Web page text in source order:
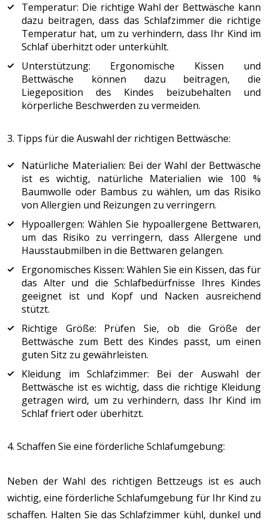
Temperatur: Die richtige Wahl der Bettwäsche kann
dazu beitragen, dass das Schlafzimmer die richtige
Temperatur hat, um zu verhindern, dass Ihr Kind im
Schlaf überhitzt oder unterkühlt.
Unterstützung: Ergonomische Kissen und
Bettwäsche können dazu beitragen, die
Liegeposition des Kindes beizubehalten und
körperliche Beschwerden zu vermeiden.
3. Tipps für die Auswahl der richtigen Bettwäsche:
Natürliche Materialien: Bei der Wahl der Bettwäsche
ist es wichtig, natürliche Materialien wie 100 %
Baumwolle oder Bambus zu wählen, um das Risiko
von Allergien und Reizungen zu verringern.
Hypoallergen: Wählen Sie hypoallergene Bettwaren,
um das Risiko zu verringern, dass Allergene und
Hausstaubmilben in die Bettwaren gelangen.
Ergonomisches Kissen: Wählen Sie ein Kissen, das für
das Alter und die Schlafbedürfnisse Ihres Kindes
geeignet ist und Kopf und Nacken ausreichend
stützt.
Richtige Größe: Prüfen Sie, ob die Größe der
Bettwäsche zum Bett des Kindes passt, um einen
guten Sitz zu gewährleisten.
Kleidung im Schlafzimmer: Bei der Auswahl der
Bettwäsche ist es wichtig, dass die richtige Kleidung
getragen wird, um zu verhindern, dass Ihr Kind im
Schlaf friert oder überhitzt.
4. Schaffen Sie eine förderliche Schlafumgebung:
Neben der Wahl des richtigen Bettzeugs ist es auch
wichtig, eine förderliche Schlafumgebung für Ihr Kind zu
schaffen. Halten Sie das Schlafzimmer kühl, dunkel und